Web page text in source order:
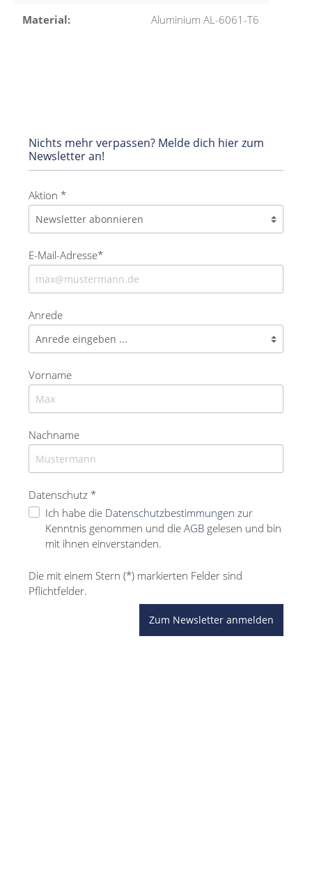
Material: Aluminium AL-6061-T6
Nichts mehr verpassen? Melde dich hier zum
Newsletter an!
Aktion *
E-Mail-Adresse*
Anrede
Vorname
Nachname
Datenschutz *
Ich habe die Datenschutzbestimmungen zur
Kenntnis genommen und die AGB gelesen und bin
mit ihnen einverstanden.
Die mit einem Stern (*) markierten Felder sind
Pflichtfelder.
Zum Newsletter anmelden